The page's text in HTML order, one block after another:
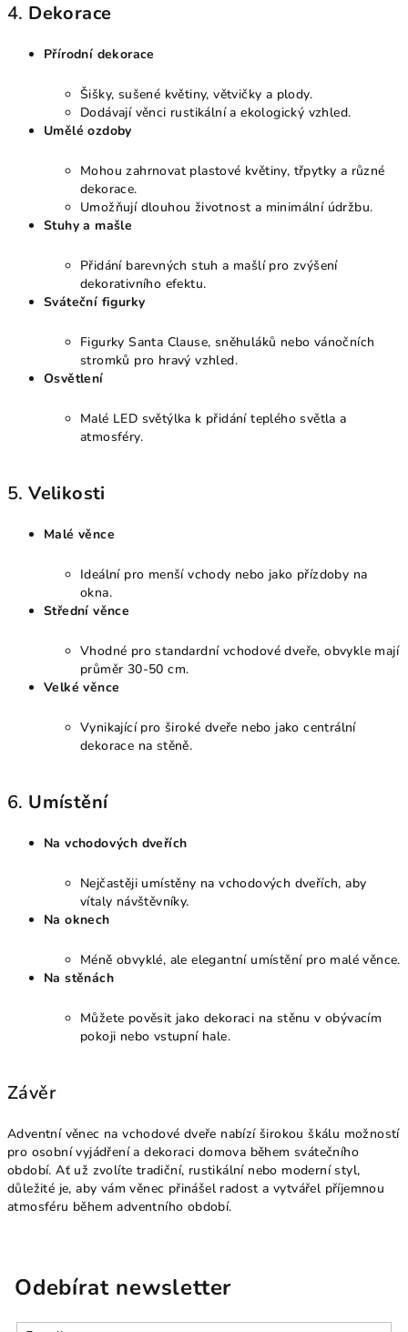
4. Dekorace
Přírodní dekorace
Šišky, sušené květiny, větvičky a plody.
Dodávají věnci rustikální a ekologický vzhled.
Umělé ozdoby
Mohou zahrnovat plastové květiny, třpytky a různé
dekorace.
Umožňují dlouhou životnost a minimální údržbu.
Stuhy a mašle
Přidání barevných stuh a mašlí pro zvýšení
dekorativního efektu.
Sváteční figurky
Figurky Santa Clause, sněhuláků nebo vánočních
stromků pro hravý vzhled.
Osvětlení
Malé LED světýlka k přidání teplého světla a
atmosféry.
5.Velikosti
Malé věnce
Ideální pro menší vchody nebo jako přízdoby na
okna.
Střední věnce
Vhodné pro standardní vchodové dveře, obvykle mají
průměr 30-50 cm.
Velké věnce
Vynikající pro široké dveře nebo jako centrální
dekorace na stěně.
6. Umístění
Na vchodových dveřích
Nejčastěji umístěny na vchodových dveřích, aby
vítaly návštěvníky.
Na oknech
Méně obvyklé, ale elegantní umístění pro malé věnce.
Na stěnách
Můžete pověsit jako dekoraci na stěnu v obývacím
pokoji nebo vstupní hale.
Závěr
Adventní věnec na vchodové dveře nabízí širokou škálu možností
pro osobní vyjádření a dekoraci domova během svátečního
období. Ať už zvolíte tradiční, rustikální nebo moderní styl,
důležité je, aby vám věnec přinášel radost a vytvářel příjemnou
atmosféru během adventního období.
Odebírat newsletter